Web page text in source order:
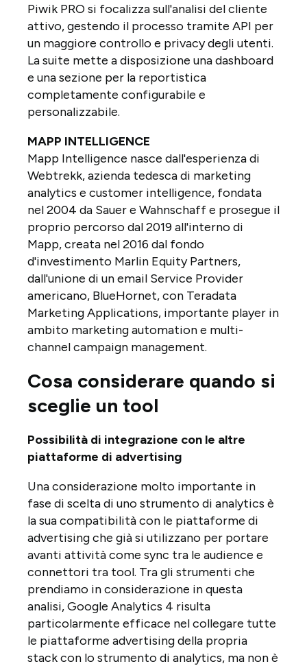
Piwik PRO si focalizza sull'analisi del cliente
attivo, gestendo il processo tramite API per
un maggiore controllo e privacy degli utenti.
La suite mette a disposizione una dashboard
e una sezione per la reportistica
completamente configurabile e
personalizzabile.
MAPP INTELLIGENCE
Mapp Intelligence nasce dall'esperienza di
Webtrekk, azienda tedesca di marketing
analytics e customer intelligence, fondata
nel 2004 da Sauer e Wahnschaff e prosegue il
proprio percorso dal 2019 all'interno di
Mapp, creata nel 2016 dal fondo
d'investimento Marlin Equity Partners,
dall'unione di un email Service Provider
americano, BlueHornet, con Teradata
Marketing Applications, importante player in
ambito marketing automation e multi-
channel campaign management.
Cosa considerare quando si
sceglie un tool
Possibilità di integrazione con le altre
piattaforme di advertising
Una considerazione molto importante in
fase di scelta di uno strumento di analytics è
la sua compatibilità con le piattaforme di
advertising che già si utilizzano per portare
avanti attività come sync tra le audience e
connettori tra tool. Tra gli strumenti che
prendiamo in considerazione in questa
analisi, Google Analytics 4 risulta
particolarmente efficace nel collegare tutte
le piattaforme advertising della propria
stack con lo strumento di analytics, ma non è